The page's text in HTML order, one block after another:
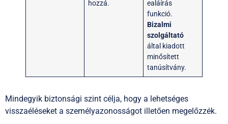
hozzá.
ealáírás
funkció.
Bizalmi
szolgáltató
által kiadott
minősített
tanúsítvány.
Mindegyik biztonsági szint célja, hogy a lehetséges
visszaéléseket a személyazonosságot illetően megelőzzék.